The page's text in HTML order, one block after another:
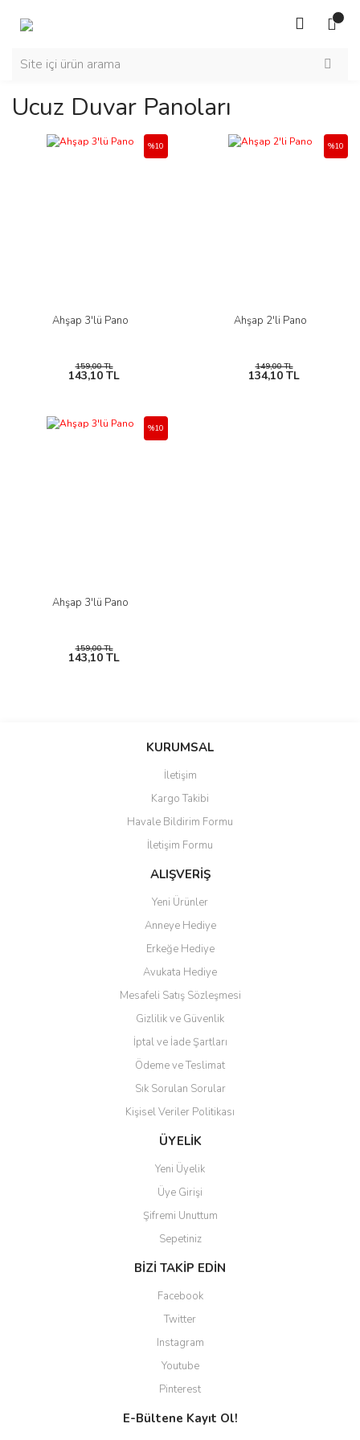
Ucuz Duvar Panoları
Ahşap 3'lü Pano
%10
159,00 TL
143,10 TL
Ahşap 2'li Pano
%10
149,00 TL
134,10 TL
Ahşap 3'lü Pano
%10
159,00 TL
143,10 TL
KURUMSAL
İletişim
Kargo Takibi
Havale Bildirim Formu
İletişim Formu
ALIŞVERİŞ
Yeni Ürünler
Anneye Hediye
Erkeğe Hediye
Avukata Hediye
Mesafeli Satış Sözleşmesi
Gizlilik ve Güvenlik
İptal ve İade Şartları
Ödeme ve Teslimat
Sık Sorulan Sorular
Kişisel Veriler Politikası
ÜYELİK
Yeni Üyelik
Üye Girişi
Şifremi Unuttum
Sepetiniz
BİZİ TAKİP EDİN
Facebook
Twitter
Instagram
Youtube
Pinterest
E-Bültene Kayıt Ol!